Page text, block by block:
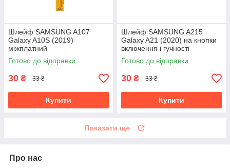
Шлейф SAMSUNG A107
Galaxy A10S (2019)
міжплатний
Готово до відправки
30 ₴ 33 ₴
Купити
Шлейф SAMSUNG A215
Galaxy A21 (2020) на кнопки
включення і гучності
Готово до відправки
30 ₴ 33 ₴
Купити
Показати ще
Про нас